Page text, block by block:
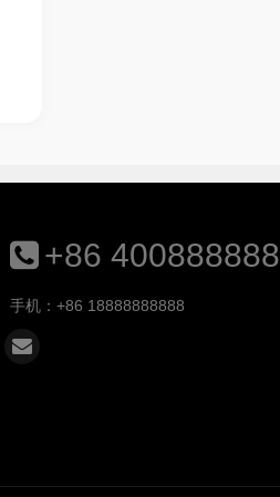
+86 400888888
手机：+86 18888888888